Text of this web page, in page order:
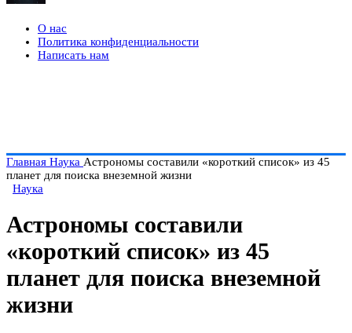
О нас
Политика конфиденциальности
Написать нам
Главная Наука Астрономы составили «короткий список» из 45
планет для поиска внеземной жизни
Наука
Астрономы составили
«короткий список» из 45
планет для поиска внеземной
жизни